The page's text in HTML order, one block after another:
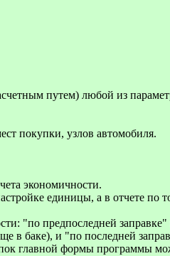
путем) любой из
покупки, узлов автомобиля.
экономичности.
единицы, а в отчете по
"по предпоследней
в баке), и "по последней
главной формы программы